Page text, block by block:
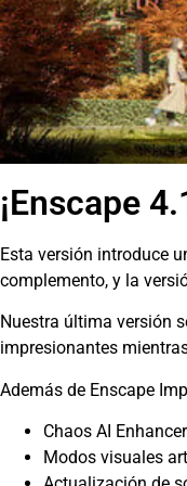
¡Enscape
Esta versión introduce
complemento, y la
Nuestra última versión
impresionantes
Además de Enscape
Chaos AI Enhancer
Modos visuales